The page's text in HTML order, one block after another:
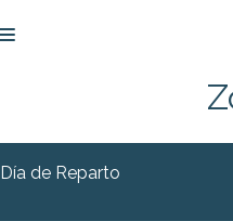
Día de Reparto